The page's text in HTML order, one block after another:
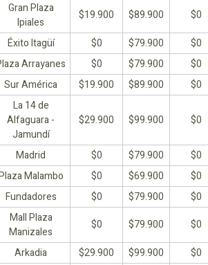
Gran Plaza
Ipiales
$19.900 $89.900
$0
Éxito Itagüí $0 $79.900
$0
Arrayanes $0 $79.900
$0
Sur América $19.900 $89.900 $0
La 14 de
Alfaguara -
Jamundí
$29.900 $99.900 $0
Madrid $0 $79.900
$0
Malambo $0 $69.900
$0
Fundadores $0 $79.900
$0
Mall Plaza
Manizales
$0 $79.900
$0
Arkadia $29.900 $99.900
$0